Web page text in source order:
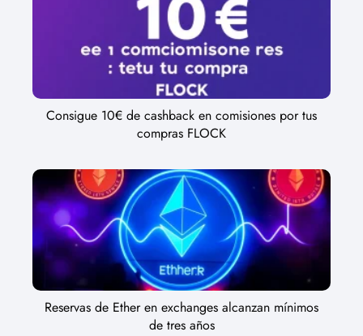
Consigue 10€ de cashback en comisiones por tus
compras FLOCK
Reservas de Ether en exchanges alcanzan mínimos
de tres años